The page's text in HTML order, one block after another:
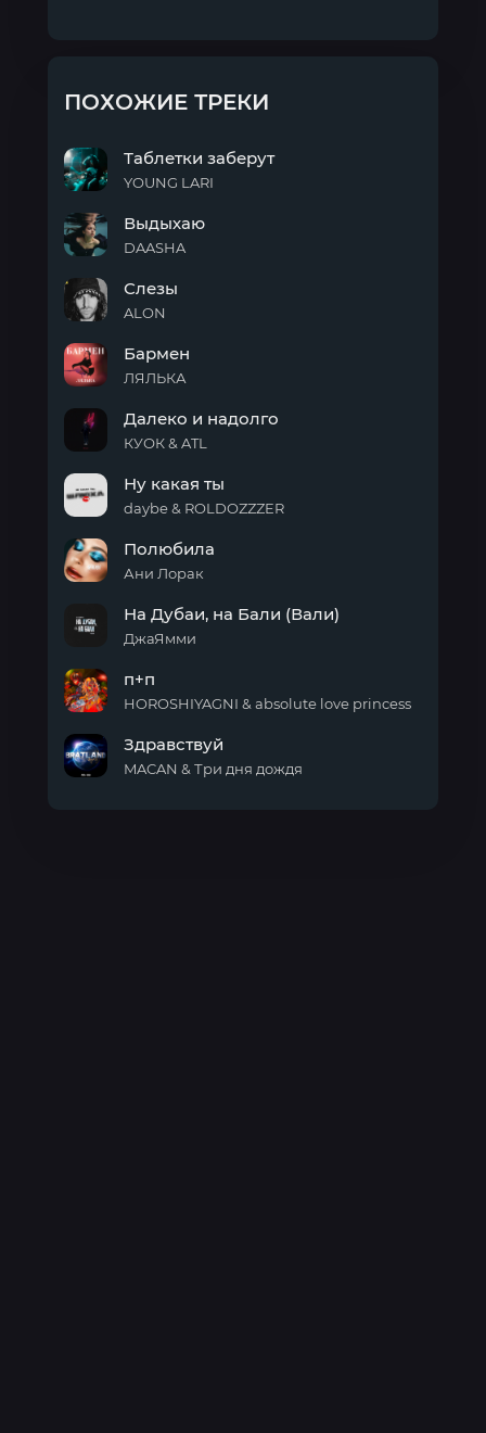
ПОХОЖИЕ ТРЕКИ
заберут
Таблетки заберут
YOUNG LARI
Выдыхаю
DAASHA
Слезы
ALON
Бармен
ЛЯЛЬКА
и
надолго
Далеко и надолго
КУОК & ATL
какая
ты
Ну какая ты
daybe & ROLDOZZZER
Полюбила
Ани Лорак
Дубаи,
на
(Вали)
На Дубаи, на Бали (Вали)
ДжаЯмми
п+п
HOROSHIYAGNI & absolute love princess
Здравствуй
MACAN & Три дня дождя